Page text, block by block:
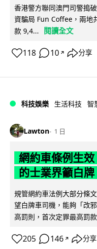
香港警方聯同澳門司警搗
資騙局 Fun Coffee，兩地
款 9,4...
閱讀全文
118 10 ↗ 分享
科技娛樂 生活科技 智
Lawton 1 日
網約車條例生
的士業界籲白
規管網約車法例大部分條
望白牌車司機，能夠「改
高罰則，首次定罪最高罰
205 146 ↗ 分享